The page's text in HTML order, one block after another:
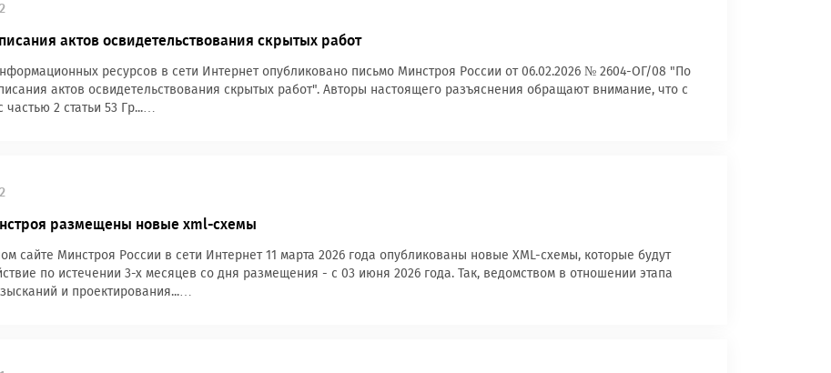
актов освидетельствования скрытых работ
ресурсов в сети Интернет опубликовано письмо Минстроя России от 06.02.2026 № 2604-ОГ/08 "По
актов освидетельствования скрытых работ". Авторы настоящего разъяснения обращают внимание, что с
частью 2 статьи 53 Гр...…
размещены новые xml-схемы
сайте Минстроя России в сети Интернет 11 марта 2026 года опубликованы новые XML-схемы, которые будут
по истечении 3-х месяцев со дня размещения - с 03 июня 2026 года. Так, ведомством в отношении этапа
и проектирования...…